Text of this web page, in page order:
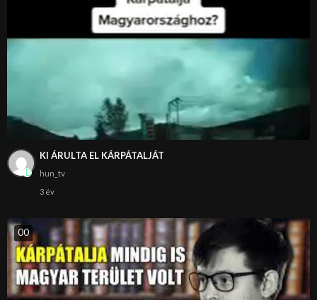
KI ÁRULTA EL KÁRPÁTALJÁT
hun_tv
3 év
00